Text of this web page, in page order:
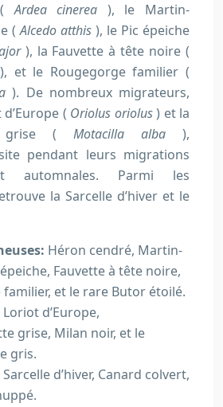
(Ardea cinerea ), le Martin-
(Alcedo atthis ), le Pic épeiche
), la Fauvette à tête noire (
), et le Rougegorge familier (
). De nombreux migrateurs,
( Oriolus oriolus) et la
grise ( Motacilla alba ),
pendant leurs migrations
automnales. Parmi les
la Sarcelle d’hiver et le
Héron cendré, Martin-
Fauvette à tête noire,
et le rare Butor étoilé.
Loriot d’Europe,
grise, Milan noir, et le
gris.
Sarcelle d’hiver, Canard colvert,